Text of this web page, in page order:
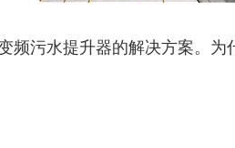
频污水提升器的解决方案。为